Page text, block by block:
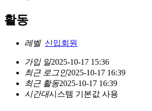
활동
레벨 신입회원
가입 일2025-10-17 15:36
최근 로그인2025-10-17 16:39
최근 활동2025-10-17 16:39
시간대시스템 기본값 사용